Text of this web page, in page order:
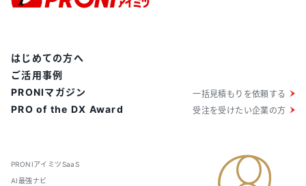
PRONIアイミツSaaS
AI最強ナビ
はじめての方へ
ご活用事例
PRONIマガジン
PRO of the DX Award
一括見積もりを依頼する
受注を受けたい企業の方